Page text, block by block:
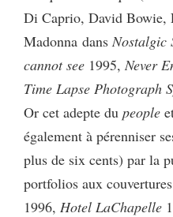
Di Caprio, David Bowie,
Madonna dans Nostalgic
cannot see 1995, Never
Time Lapse Photograph
Or cet adepte du people
également à pérenniser
plus de six cents) par la
portfolios aux
1996, Hotel LaChapelle